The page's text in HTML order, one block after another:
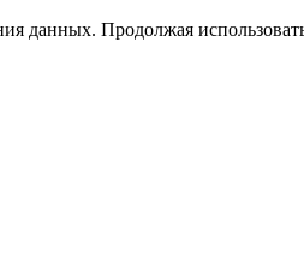
данных. Продолжая